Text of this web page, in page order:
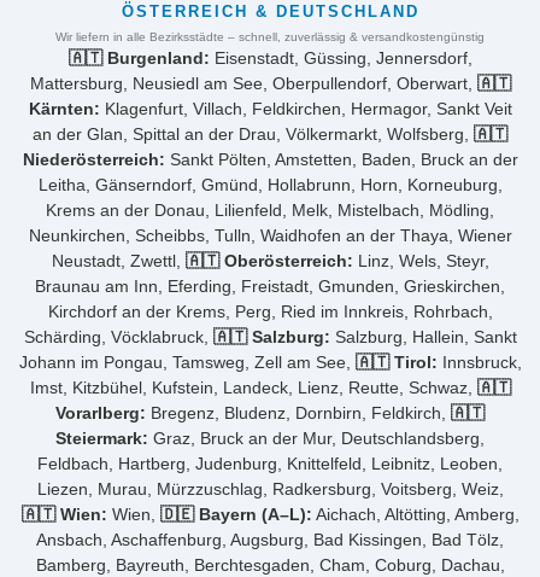
ÖSTERREICH & DEUTSCHLAND
Wir liefern in alle Bezirksstädte – schnell, zuverlässig & versandkostengünstig
🇦🇹 Burgenland: Eisenstadt, Güssing, Jennersdorf,
Mattersburg, Neusiedl am See, Oberpullendorf, Oberwart, 🇦🇹
Kärnten: Klagenfurt, Villach, Feldkirchen, Hermagor, Sankt Veit
an der Glan, Spittal an der Drau, Völkermarkt, Wolfsberg, 🇦🇹
Niederösterreich: Sankt Pölten, Amstetten, Baden, Bruck an der
Leitha, Gänserndorf, Gmünd, Hollabrunn, Horn, Korneuburg,
Krems an der Donau, Lilienfeld, Melk, Mistelbach, Mödling,
Neunkirchen, Scheibbs, Tulln, Waidhofen an der Thaya, Wiener
Neustadt, Zwettl, 🇦🇹 Oberösterreich: Linz, Wels, Steyr,
Braunau am Inn, Eferding, Freistadt, Gmunden, Grieskirchen,
Kirchdorf an der Krems, Perg, Ried im Innkreis, Rohrbach,
Schärding, Vöcklabruck, 🇦🇹 Salzburg: Salzburg, Hallein, Sankt
Johann im Pongau, Tamsweg, Zell am See, 🇦🇹 Tirol: Innsbruck,
Imst, Kitzbühel, Kufstein, Landeck, Lienz, Reutte, Schwaz, 🇦🇹
Vorarlberg: Bregenz, Bludenz, Dornbirn, Feldkirch, 🇦🇹
Steiermark: Graz, Bruck an der Mur, Deutschlandsberg,
Feldbach, Hartberg, Judenburg, Knittelfeld, Leibnitz, Leoben,
Liezen, Murau, Mürzzuschlag, Radkersburg, Voitsberg, Weiz,
🇦🇹 Wien: Wien, 🇩🇪 Bayern (A–L): Aichach, Altötting, Amberg,
Ansbach, Aschaffenburg, Augsburg, Bad Kissingen, Bad Tölz,
Bamberg, Bayreuth, Berchtesgaden, Cham, Coburg, Dachau,